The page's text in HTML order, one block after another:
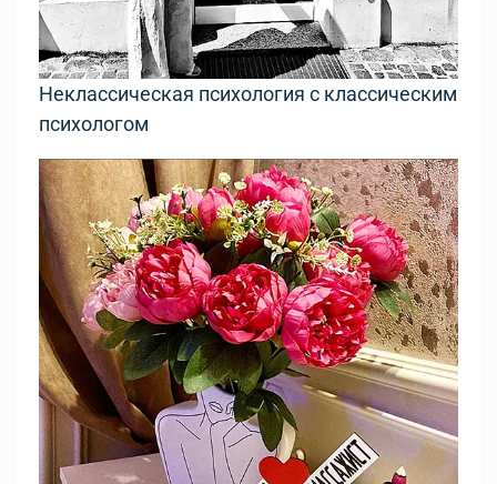
Неклассическая психология с классическим
психологом